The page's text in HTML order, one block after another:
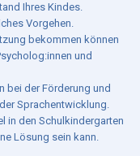
Ihres Kindes.
Vorgehen.
bekommen können
und
bei der Förderung und
Sprachentwicklung.
in den Schulkindergarten
Lösung sein kann.